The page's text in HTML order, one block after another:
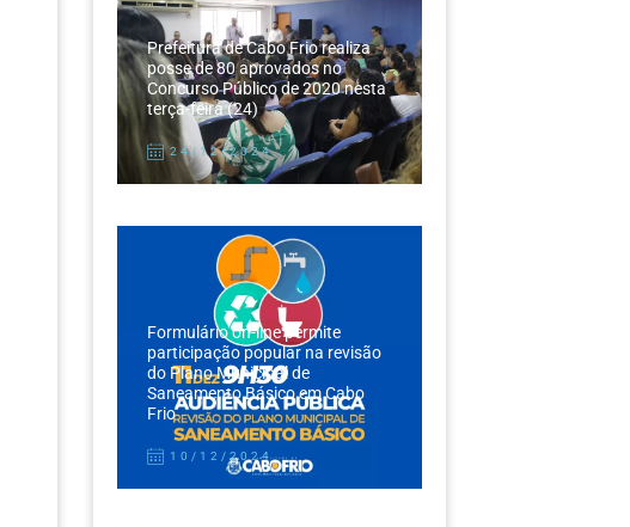
Prefeitura de Cabo Frio realiza
posse de 80 aprovados no
Concurso Público de 2020 nesta
terça-feira (24)
24/12/2024
Formulário on-line permite
participação popular na revisão
do Plano Municipal de
Saneamento Básico em Cabo
Frio
10/12/2024